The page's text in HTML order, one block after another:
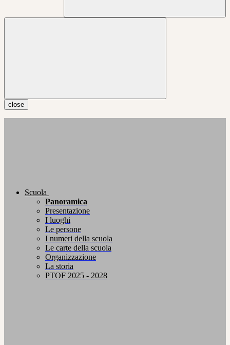
close
Scuola
Panoramica
Presentazione
I luoghi
Le persone
I numeri della scuola
Le carte della scuola
Organizzazione
La storia
PTOF 2025 - 2028